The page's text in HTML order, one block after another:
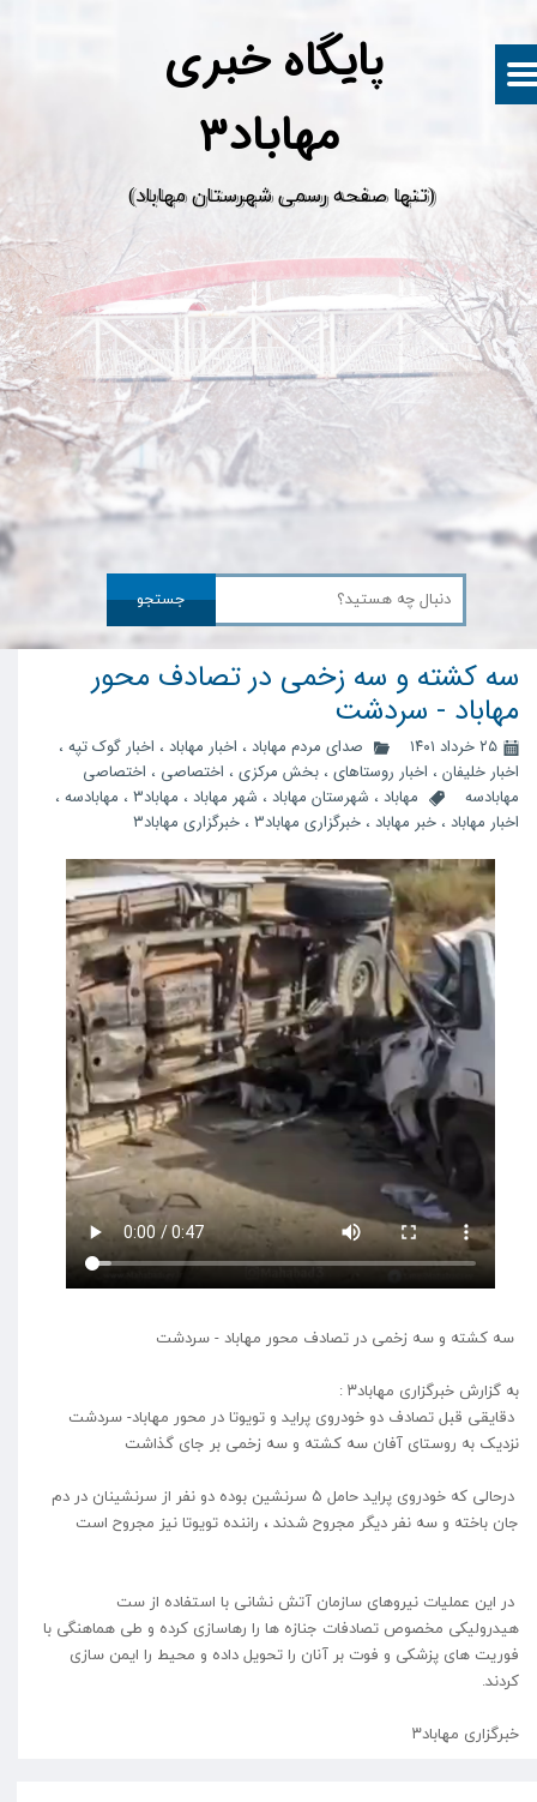
پایگاه خبری
​(تنها صفحه رسمی شهرستان مهاباد)
جستجو
سه کشته و سه زخمی در تصادف محور
مهاباد - سردشت
۲۵ خرداد ۱۴۰۱ صدای مردم مهاباد ، اخبار مهاباد ، اخبار گوک تپه ،
اخبار خلیفان ، اخبار روستاهای ، بخش مرکزی ، اختصاصی ، اختصاصی
مهابادسه
مهاباد ، شهرستان مهاباد ، شهر مهاباد ، مهاباد3 ، مهابادسه ،
اخبار مهاباد ، خبر مهاباد ، خبرگزاری مهاباد3 ، خبرگزاری مهاباد۳
سه کشته و سه زخمی در تصادف محور مهاباد - سردشت
به گزارش خبرگزاری مهاباد۳ :
دقایقی قبل تصادف دو خودروی پراید و تویوتا در محور مهاباد- سردشت
نزدیک به روستای آفان سه کشته و سه زخمی بر جای گذاشت
درحالی که خودروی پراید حامل ۵ سرنشین بوده دو نفر از سرنشینان در دم
جان باخته و سە نفر دیگر مجروح شدند ، راننده تویوتا نیز مجروح است
در این عملیات نیروهای سازمان آتش نشانی با استفاده از ست
هیدرولیکی مخصوص تصادفات جنازه ها را رهاسازی کرده و طی هماهنگی با
فوریت های پزشکی و فوت بر آنان را تحویل داده و محیط را ایمن سازی
کردند.
⁩خبرگزاری مهاباد۳